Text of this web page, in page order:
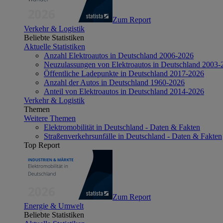
Zum Report
Verkehr & Logistik
Beliebte Statistiken
Aktuelle Statistiken
Anzahl Elektroautos in Deutschland 2006-2026
Neuzulassungen von Elektroautos in Deutschland 2003-
Öffentliche Ladepunkte in Deutschland 2017-2026
Anzahl der Autos in Deutschland 1960-2026
Anteil von Elektroautos in Deutschland 2014-2026
Verkehr & Logistik
Themen
Weitere Themen
Elektromobilität in Deutschland - Daten & Fakten
Straßenverkehrsunfälle in Deutschland - Daten & Fakten
Top Report
Zum Report
Energie & Umwelt
Beliebte Statistiken